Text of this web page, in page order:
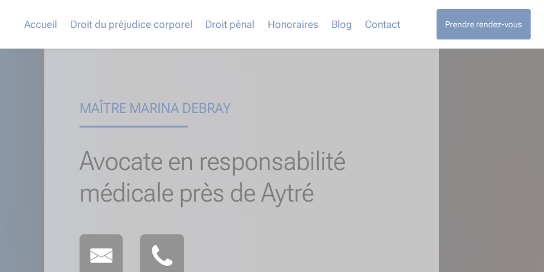
Accueil Droit du préjudice corporel Droit pénal Honoraires Blog Contact Prendre rendez-vous
MAÎTRE MARINA DEBRAY
Avocate en responsabilité
médicale près de Aytré​